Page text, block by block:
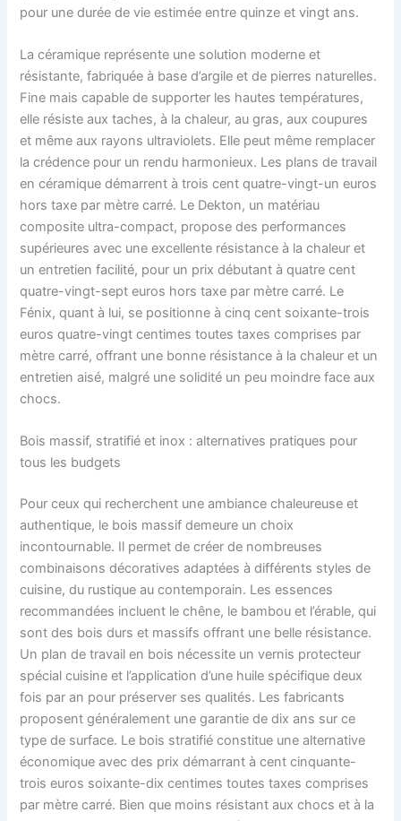
pour une durée de vie estimée entre quinze et vingt ans.
La céramique représente une solution moderne et
résistante, fabriquée à base d’argile et de pierres naturelles.
Fine mais capable de supporter les hautes températures,
elle résiste aux taches, à la chaleur, au gras, aux coupures
et même aux rayons ultraviolets. Elle peut même remplacer
la crédence pour un rendu harmonieux. Les plans de travail
en céramique démarrent à trois cent quatre-vingt-un euros
hors taxe par mètre carré. Le Dekton, un matériau
composite ultra-compact, propose des performances
supérieures avec une excellente résistance à la chaleur et
un entretien facilité, pour un prix débutant à quatre cent
quatre-vingt-sept euros hors taxe par mètre carré. Le
Fénix, quant à lui, se positionne à cinq cent soixante-trois
euros quatre-vingt centimes toutes taxes comprises par
mètre carré, offrant une bonne résistance à la chaleur et un
entretien aisé, malgré une solidité un peu moindre face aux
chocs.
Bois massif, stratifié et inox : alternatives pratiques pour
tous les budgets
Pour ceux qui recherchent une ambiance chaleureuse et
authentique, le bois massif demeure un choix
incontournable. Il permet de créer de nombreuses
combinaisons décoratives adaptées à différents styles de
cuisine, du rustique au contemporain. Les essences
recommandées incluent le chêne, le bambou et l’érable, qui
sont des bois durs et massifs offrant une belle résistance.
Un plan de travail en bois nécessite un vernis protecteur
spécial cuisine et l’application d’une huile spécifique deux
fois par an pour préserver ses qualités. Les fabricants
proposent généralement une garantie de dix ans sur ce
type de surface. Le bois stratifié constitue une alternative
économique avec des prix démarrant à cent cinquante-
trois euros soixante-dix centimes toutes taxes comprises
par mètre carré. Bien que moins résistant aux chocs et à la